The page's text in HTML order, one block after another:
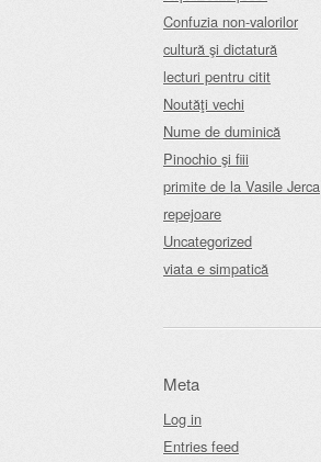
Confuzia non-valorilor
cultură şi dictatură
lecturi pentru citit
Noutăţi vechi
Nume de duminică
Pinochio şi fiii
primite de la Vasile Jerca
repejoare
Uncategorized
viata e simpatică
Meta
Log in
Entries feed